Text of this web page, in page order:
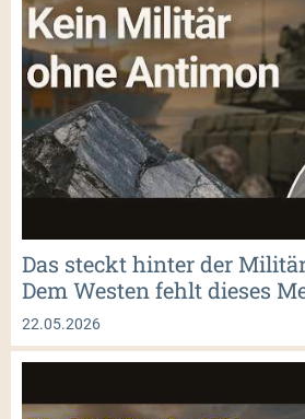
Das steckt hinter der
Dem Westen fehlt dieses
22.05.2026